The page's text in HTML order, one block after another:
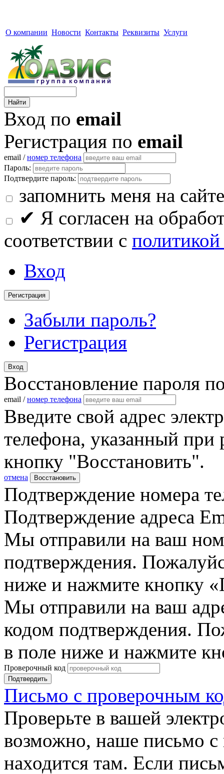
О компании Новости Контакты Реквизиты Услуги
Вход по email
Регистрация по email
email /номер телефона
Пароль:
Подтвердите пароль:
запомнить меня на сайте
✔ Я согласен на
соответствии с
Вход
Регистрация
Забыли пароль?
Регистрация
Вход
Восстановление пароля
email /номер телефона
Введите свой адрес
телефона, указанный при
кнопку "Восстановить".
отмена Восстановить
Подтверждение номера
Подтверждение адреса
Мы отправили на ваш
подтверждения.
ниже и нажмите кнопку
Мы отправили на ваш
кодом подтверждения.
в поле ниже и нажмите
Проверочный код
Подтвердить
Письмо с проверочным
Проверьте в вашей
возможно, наше письмо с
находится там. Если